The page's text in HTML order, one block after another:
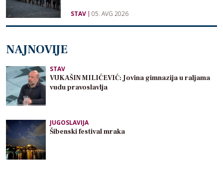
STAV 05. AVG 2026
NAJNOVIJE
STAV
VUKAŠIN MILIĆEVIĆ: Jovina gimnazija u raljama
vudu pravoslavlja
JUGOSLAVIJA
Šibenski festival mraka